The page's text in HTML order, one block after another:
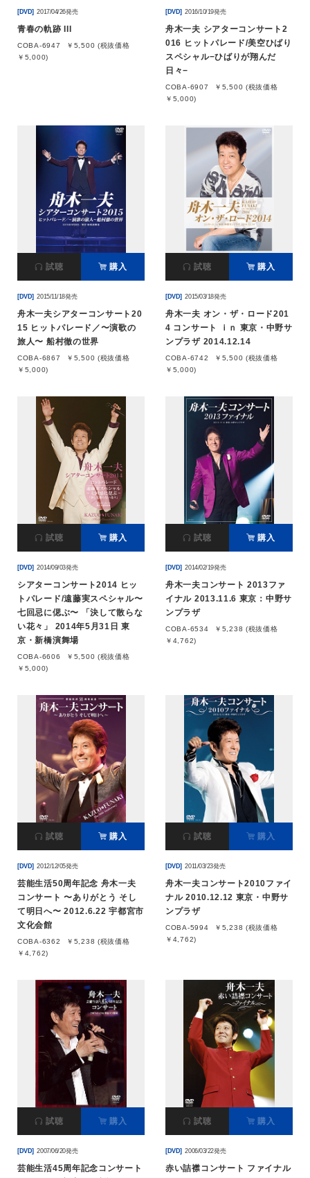
[DVD] 2017/04/26発売
青春の軌跡 III
COBA-6947
￥5,500 (税抜価格
￥5,000)
[DVD] 2016/10/19発売
舟木一夫 シアターコンサート2
016 ヒットパレード/美空ひばり
スペシャル−ひばりが翔んだ
日々−
COBA-6907
￥5,500 (税抜価格
￥5,000)
試聴 購入
[DVD] 2015/11/18発売
舟木一夫シアターコンサート20
15 ヒットパレード／〜演歌の
旅人〜 船村徹の世界
COBA-6867
￥5,500 (税抜価格
￥5,000)
試聴 購入
[DVD] 2015/03/18発売
舟木一夫 オン・ザ・ロード201
4 コンサート ｉｎ 東京・中野サ
ンプラザ 2014.12.14
COBA-6742
￥5,500 (税抜価格
￥5,000)
試聴 購入
[DVD] 2014/09/03発売
シアターコンサート2014 ヒッ
トパレード/遠藤実スペシャル〜
七回忌に偲ぶ〜 「決して散らな
い花々」 2014年5月31日 東
京・新橋演舞場
COBA-6606
￥5,500 (税抜価格
￥5,000)
試聴 購入
[DVD] 2014/02/19発売
舟木一夫コンサート 2013ファ
イナル 2013.11.6 東京：中野サ
ンプラザ
COBA-6534
￥5,238 (税抜価格
￥4,762)
試聴 購入
[DVD] 2012/12/05発売
芸能生活50周年記念 舟木一夫
コンサート 〜ありがとう そし
て明日へ〜 2012.6.22 宇都宮市
文化会館
COBA-6362
￥5,238 (税抜価格
￥4,762)
試聴 購入
[DVD] 2011/03/23発売
舟木一夫コンサート2010ファイ
ナル 2010.12.12 東京・中野サ
ンプラザ
COBA-5994
￥5,238 (税抜価格
￥4,762)
試聴 購入
[DVD] 2007/06/20発売
芸能生活45周年記念コンサート
試聴 購入
[DVD] 2006/03/22発売
赤い詰襟コンサート ファイナル